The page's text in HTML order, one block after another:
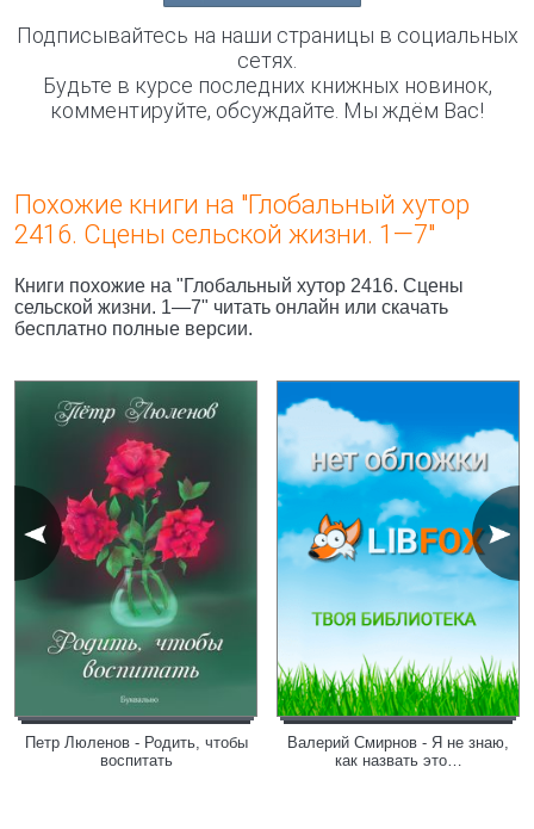
Подписывайтесь на наши страницы в социальных
сетях.
Будьте в курсе последних книжных новинок,
комментируйте, обсуждайте. Мы ждём Вас!
Похожие книги на "Глобальный хутор
2416. Сцены сельской жизни. 1—7"
Книги похожие на "Глобальный хутор 2416. Сцены
сельской жизни. 1—7" читать онлайн или скачать
бесплатно полные версии.
Петр Люленов - Родить, чтобы
воспитать
Валерий Смирнов - Я не знаю,
как назвать это…